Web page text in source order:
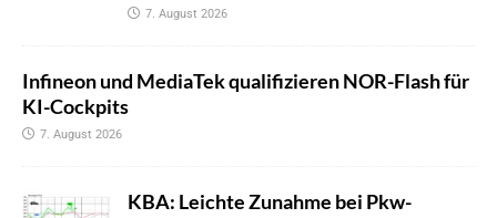
7. August 2026
Infineon und MediaTek qualifizieren NOR-Flash für
KI-Cockpits
7. August 2026
KBA: Leichte Zunahme bei Pkw-